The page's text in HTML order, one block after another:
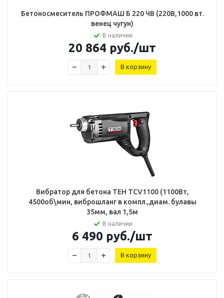
Бетоносмеситель ПРОФМАШ Б 220 ЧВ (220В,1000 вт.
венец чугун)
В наличии
20 864 руб./шт
В корзину
Вибратор для бетона TEH TCV1100 (1100Вт,
4500об\мин, виброшланг в компл.,диам. булавы
35мм, вал 1,5м
В наличии
6 490 руб./шт
В корзину